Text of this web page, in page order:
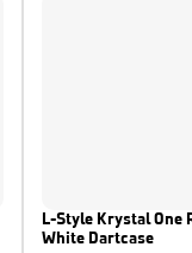
L-Style Krystal One
White Dartcase